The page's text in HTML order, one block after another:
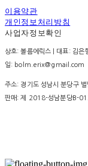
이용약관
개인정보처리방침
사업자정보확인
상호: 볼름에릭스 | 대표: 김
일: bolm.erix@gmail.com
주소: 경기도 성남시 분당구
판매:제 2018-성남분당B-